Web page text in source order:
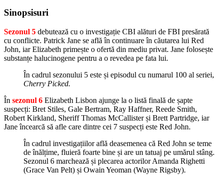
Sinopsisuri
Sezonul 5 debutează cu o investigație CBI alături de FBI presărată
cu conflicte. Patrick Jane se află în continuare în căutarea lui Red
John, iar Elizabeth primește o ofertă din mediu privat. Jane folosește
substanțe halucinogene pentru a o revedea pe fata lui.
În cadrul sezonului 5 este și episodul cu numarul 100 al seriei,
Cherry Picked.
În sezonul 6 Elizabeth Lisbon ajunge la o listă finală de șapte
suspecți: Bret Stiles, Gale Bertram, Ray Haffner, Reede Smith,
Robert Kirkland, Sheriff Thomas McCallister și Brett Partridge, iar
Jane încearcă să afle care dintre cei 7 suspecți este Red John.
În cadrul investigațiilor află deasemenea că Red John se teme
de înălțime, fluieră foarte bine și are un tatuaj pe umărul stâng.
Sezonul 6 marchează și plecarea actorilor Amanda Righetti
(Grace Van Pelt) și Owain Yeoman (Wayne Rigsby).